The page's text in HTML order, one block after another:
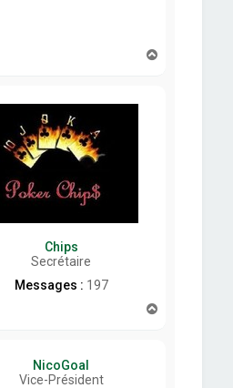
Chips
Secrétaire
Messages : 197
NicoGoal
Vice-Président